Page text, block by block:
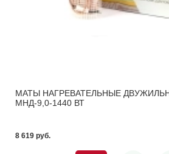
МАТЫ НАГРЕВАТЕЛЬНЫЕ
МНД-9,0-1440 ВТ
8 619 pуб.